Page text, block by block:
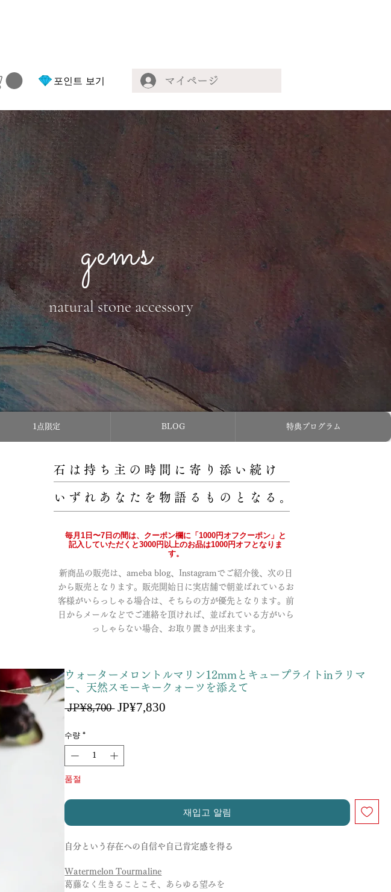
マイページ
포인트 보기
gems
natural stone accessory
1点限定 BLOG 特典プログラム
石は持ち主の時間に寄り添い続け
いずれあなたを物語るものとなる。
毎月1日〜7日の間は、クーポン欄に「1000円オフクーポン」と
記入していただくと3000円以上のお品は1000円オフとなりま
す。
新商品の販売は、ameba blog、Instagramでご紹介後、次の日
から販売となります。販売開始日に実店舗で朝並ばれているお
客様がいらっしゃる場合は、そちらの方が優先となります。前
日からメールなどでご連絡を頂ければ、並ばれている方がいら
っしゃらない場合、お取り置きが出来ます。
ウォーターメロントルマリン12mmとキュープライトinラリマ
ー、天然スモーキークォーツを添えて
JP¥8,700 일
JP¥7,830
수량 *
품절
재입고 알림
自分という存在への自信や自己肯定感を得る
Watermelon Tourmaline
葛藤なく生きることこそ、あらゆる望みを